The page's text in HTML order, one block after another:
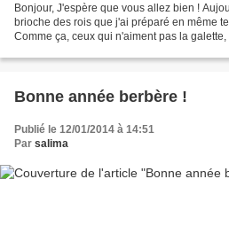
Bonjour, J'espère que vous allez bien !
brioche des rois que j'ai préparé en même
Comme ça, ceux qui n'aiment pas la
Bonne année berbère !
Publié le 12/01/2014 à 14:51
Par salima